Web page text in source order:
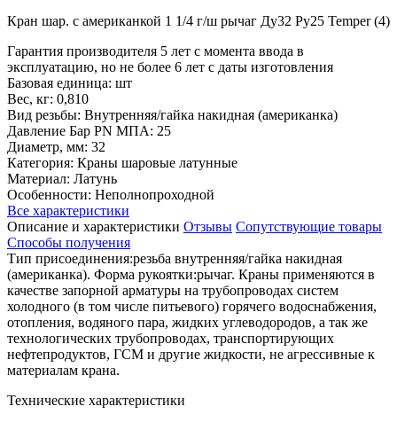
Кран шар. с американкой 1 1/4 г/ш рычаг Ду32 Ру25 Temper (4)
Гарантия производителя 5 лет с момента ввода в
эксплуатацию, но не более 6 лет с даты изготовления
Базовая единица: шт
Вес, кг: 0,810
Вид резьбы: Внутренняя/гайка накидная (американка)
Давление Бар PN МПА: 25
Диаметр, мм: 32
Категория: Краны шаровые латунные
Материал: Латунь
Особенности: Неполнопроходной
Все характеристики
Описание и характеристики Отзывы Сопутствующие товары
Способы получения
Тип присоединения:резьба внутренняя/гайка накидная
(американка). Форма рукоятки:рычаг. Краны применяются в
качестве запорной арматуры на трубопроводах систем
холодного (в том числе питьевого) горячего водоснабжения,
отопления, водяного пара, жидких углеводородов, а так же
технологических трубопроводах, транспортирующих
нефтепродуктов, ГСМ и другие жидкости, не агрессивные к
материалам крана.
Технические характеристики